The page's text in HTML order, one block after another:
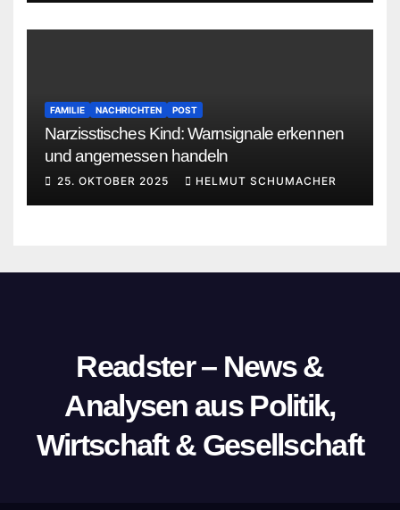
FAMILIE NACHRICHTEN POST
Narzisstisches Kind: Warnsignale erkennen
und angemessen handeln
25. OKTOBER 2025 HELMUT SCHUMACHER
Readster – News &
Analysen aus Politik,
Wirtschaft & Gesellschaft